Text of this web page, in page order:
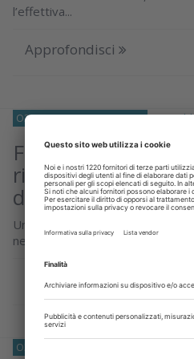
l’effettiva...
Approfondisci
O33 IGIENE-E-PREVENZIONE 03
Fumo di sigaretta
riscaldato: come
delle faccette?
Uno studio pubblicato sul
negativi, su ceramica e composito
Approfondisci
O33